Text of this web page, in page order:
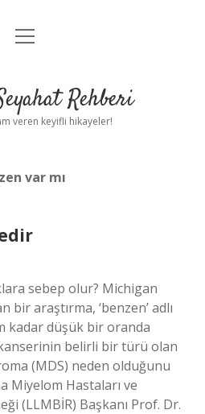
Anasayfa
Uyarı
menüyü
Rehberi
veren keyifli hikayeler!
var mı
sebep olur? Michigan
bir araştırma, ‘benzen’ adlı
kadar düşük bir oranda
belirli bir türü olan
(MDS) neden olduğunu
Miyelom Hastaları ve
(LLMBİR) Başkanı Prof. Dr.